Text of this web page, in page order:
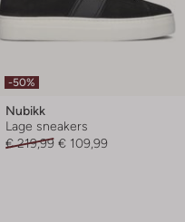
-50%
Nubikk
Lage sneakers
€ 219,99 € 109,99